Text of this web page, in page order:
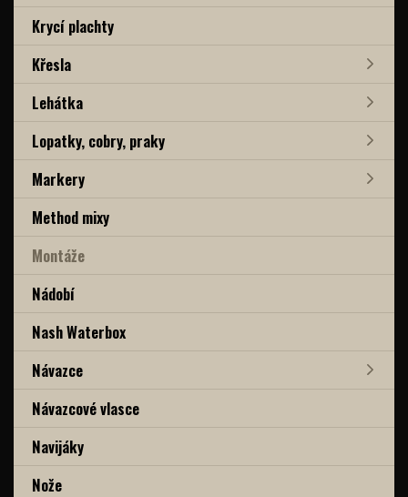
Krycí plachty
Křesla
Lehátka
Lopatky, cobry, praky
Markery
Method mixy
Montáže
Nádobí
Nash Waterbox
Návazce
Návazcové vlasce
Navijáky
Nože